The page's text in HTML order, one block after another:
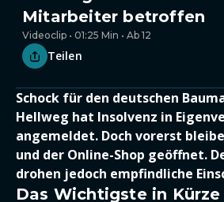
Mitarbeiter betroffen
Videoclip • 01:25 Min • Ab 12
Teilen
Schock für den deutschen
Hellweg hat Insolvenz in
angemeldet. Doch vorerst
und der Online-Shop geöffnet.
drohen jedoch empfindliche
Das Wichtigste in Kürze